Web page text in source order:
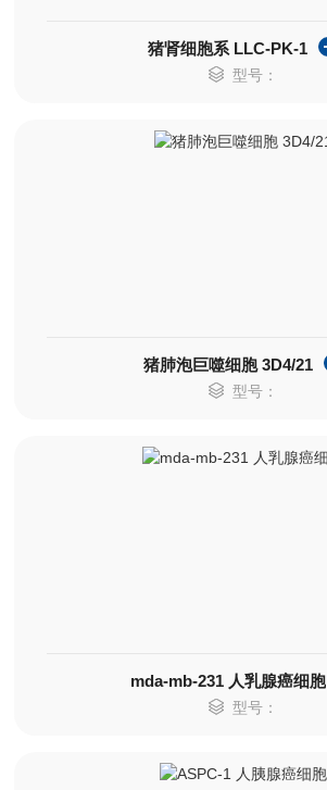
猪肾细胞系 LLC-PK-1
型号：
猪肺泡巨噬细胞 3D4/21
型号：
mda-mb-231 人乳腺癌细胞
型号：